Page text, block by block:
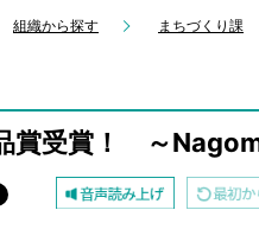
組織から探す まちづくり課
賞受賞！ ～